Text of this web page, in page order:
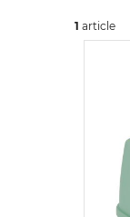
1 article